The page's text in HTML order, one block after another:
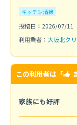
キッチン清掃
投稿日：2026/07/11
利用業者： 大阪北ク
この利用者は「
家族にも好評